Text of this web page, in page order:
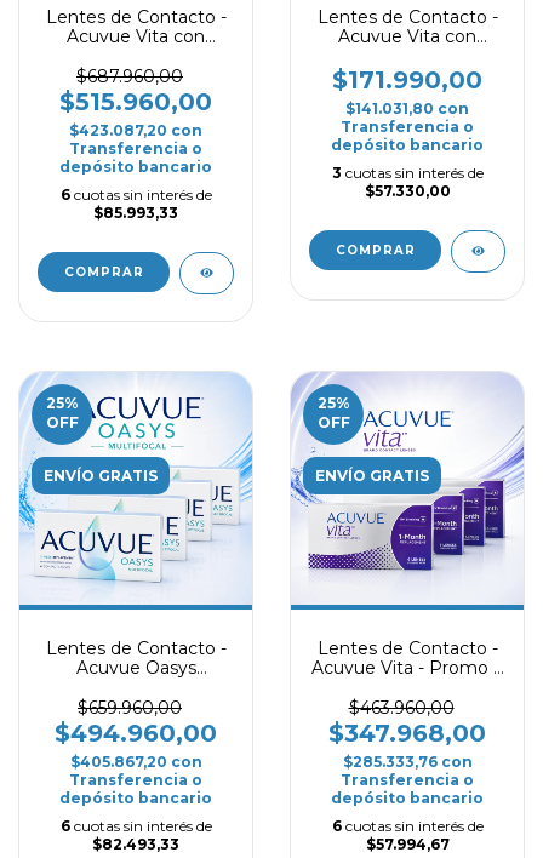
Lentes de Contacto -
Acuvue Vita con
Promo 3+1
$687.960,00
$515.960,00
$423.087,20 con
Transferencia o
depósito bancario
6 cuotas sin interés de
$85.993,33
COMPRAR
Lentes de Contacto -
Acuvue Vita con
$171.990,00
$141.031,80 con
Transferencia o
depósito bancario
3 cuotas sin interés de
$57.330,00
COMPRAR
25%
OFF
ENVÍO GRATIS
Lentes de Contacto -
Acuvue Oasys
Cajas
$659.960,00
$494.960,00
$405.867,20 con
Transferencia o
depósito bancario
6 cuotas sin interés de
$82.493,33
25%
OFF
ENVÍO GRATIS
Lentes de Contacto -
Acuvue Vita - Promo 4
$463.960,00
$347.968,00
$285.333,76 con
Transferencia o
depósito bancario
6 cuotas sin interés de
$57.994,67